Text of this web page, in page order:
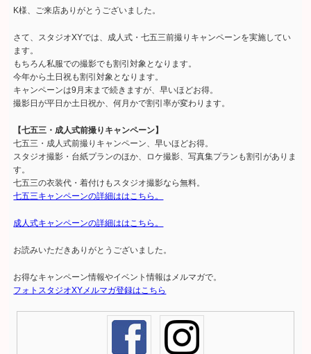
K様、ご来店ありがとうございました。
さて、スタジオXYでは、成人式・七五三前撮りキャンペーンを実施してい
ます。
もちろん私服での撮影でも割引対象となります。
今年から土日祝も割引対象となります。
キャンペーンは9月末まで続きますが、早いほどお得。
撮影日が平日か土日祝か、何月かで割引率が変わります。
【七五三・成人式前撮りキャンペーン】
七五三・成人式前撮りキャンペーン、早いほどお得。
スタジオ撮影・台紙プランのほか、ロケ撮影、写真集プランも割引がありま
す。
七五三の衣装代・着付けもスタジオ撮影なら無料。
七五三キャンペーンの詳細ははこちら。
成人式キャンペーンの詳細ははこちら。
お読みいただきありがとうございました。
お得なキャンペーン情報やイベント情報はメルマガで。
フォトスタジオXYメルマガ登録はこちら